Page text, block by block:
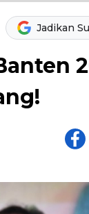
Jadikan